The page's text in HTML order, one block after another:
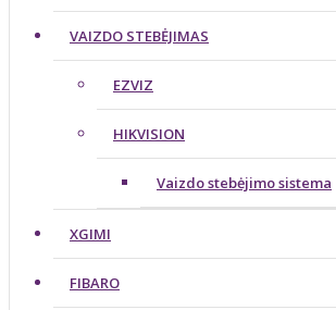
VAIZDO STEBĖJIMAS
EZVIZ
HIKVISION
Vaizdo stebėjimo sistema
XGIMI
FIBARO